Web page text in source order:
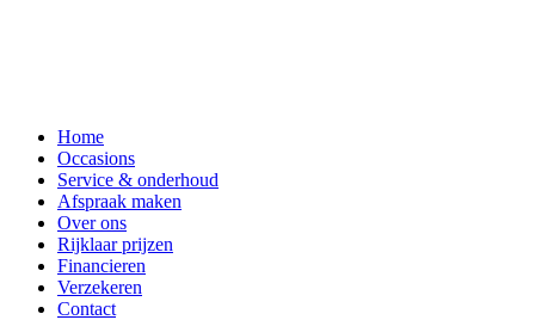
Home
Occasions
Service & onderhoud
Afspraak maken
Over ons
Rijklaar prijzen
Financieren
Verzekeren
Contact